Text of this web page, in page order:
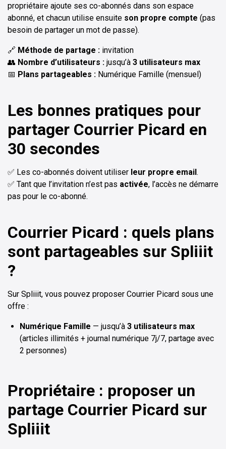
propriétaire ajoute ses co-abonnés dans son espace
abonné, et chacun utilise ensuite son propre compte (pas
besoin de partager un mot de passe).
🔗 Méthode de partage : invitation
👥 Nombre d’utilisateurs : jusqu’à 3 utilisateurs max
📅 Plans partageables : Numérique Famille (mensuel)
Les bonnes pratiques pour
partager Courrier Picard en
30 secondes
✅ Les co-abonnés doivent utiliser leur propre email.
✅ Tant que l’invitation n’est pas activée, l’accès ne démarre
pas pour le co-abonné.
Courrier Picard : quels plans
sont partageables sur Spliiit
?
Sur Spliiit, vous pouvez proposer Courrier Picard sous une
offre :
Numérique Famille — jusqu’à 3 utilisateurs max
(articles illimités + journal numérique 7j/7, partage avec
2 personnes)
Propriétaire : proposer un
partage Courrier Picard sur
Spliiit